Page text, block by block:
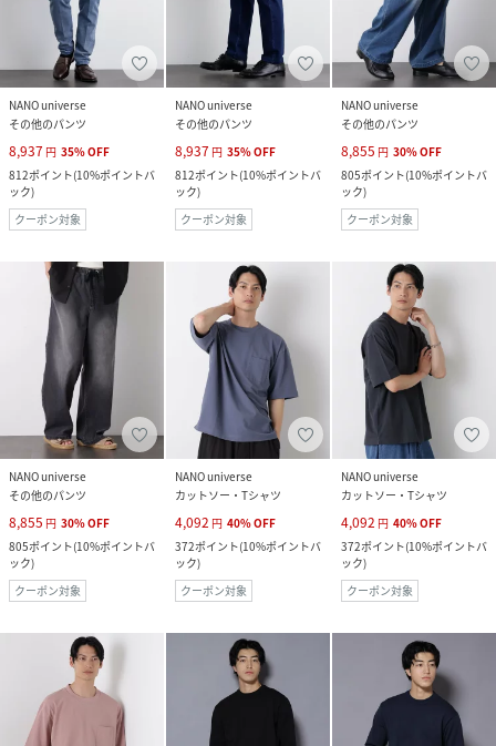
NANO universe
その他のパンツ
8,937 円 35%OFF
812ポイント(10%ポイントバ
ック)
クーポン対象
NANO universe
その他のパンツ
8,937 円 35%OFF
812ポイント(10%ポイントバ
ック)
クーポン対象
NANO universe
その他のパンツ
8,855 円 30%OFF
805ポイント(10%ポイントバ
ック)
クーポン対象
NANO universe
その他のパンツ
8,855 円 30%OFF
805ポイント(10%ポイントバ
ック)
クーポン対象
NANO universe
カットソー・Tシャツ
4,092 円 40%OFF
372ポイント(10%ポイントバ
ック)
クーポン対象
NANO universe
カットソー・Tシャツ
4,092 円 40%OFF
372ポイント(10%ポイントバ
ック)
クーポン対象